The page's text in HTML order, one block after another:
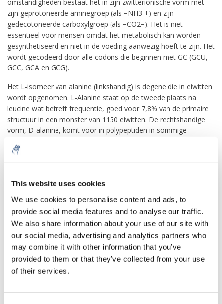
This website uses cookies
We use cookies to personalise content and ads, to
provide social media features and to analyse our traffic.
We also share information about your use of our site with
our social media, advertising and analytics partners who
may combine it with other information that you’ve
provided to them or that they’ve collected from your use
of their services.
omstandigheden bestaat het in zijn zwitterionische vorm met
zijn geprotoneerde aminegroep (als −NH3 +) en zijn
gedecotoneerde carboxylgroep (als −CO2−). Het is niet
essentieel voor mensen omdat het metabolisch kan worden
gesynthetiseerd en niet in de voeding aanwezig hoeft te zijn. Het
wordt gecodeerd door alle codons die beginnen met GC (GCU,
GCC, GCA en GCG).
Het L-isomeer van alanine (linkshandig) is degene die in eiwitten
wordt opgenomen. L-Alanine staat op de tweede plaats na
leucine wat betreft frequentie, goed voor 7,8% van de primaire
structuur in een monster van 1150 eiwitten. De rechtshandige
vorm, D-alanine, komt voor in polypeptiden in sommige
komt als osmolyt voor in de weefsels van veel schaaldieren en
weekdieren.
Bij zoogdieren speelt alanine een sleutelrol in de glucose-
weefsels die aminozuren afbreken als brandstof, worden
aminogroepen verzameld in de vorm van glutamaat door
transaminatie. Glutamaat kan vervolgens zijn aminogroep
overzetten naar pyruvaat, een product van spierglycolyse, door
de werking van alanineaminotransferase, waarbij alanine en α-
ketoglutaraat worden gevormd. De alanine komt in de
bloedbaan terecht en wordt naar de lever getransporteerd. De
lever, waar het geregenereerde pyruvaat wordt gebruikt bij